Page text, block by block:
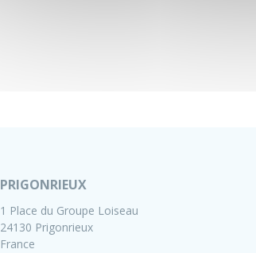
PRIGONRIEUX
1 Place du Groupe Loiseau
24130 Prigonrieux
France